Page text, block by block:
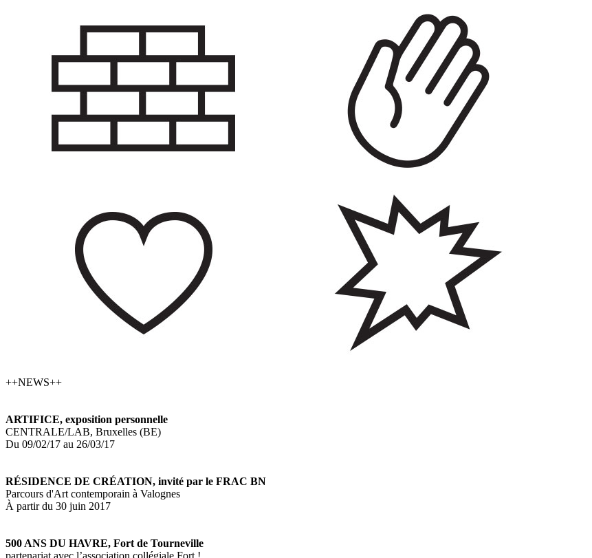
++NEWS++
ARTIFICE, exposition personnelle
CENTRALE/LAB, Bruxelles (BE)
Du 09/02/17 au 26/03/17
RÉSIDENCE DE CRÉATION, invité par le FRAC BN
Parcours d'Art contemporain à Valognes
À partir du 30 juin 2017
500 ANS DU HAVRE, Fort de Tourneville
partenariat avec l’association collégiale Fort !